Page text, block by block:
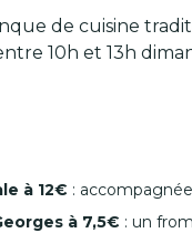
de cuisine
10h et 13h
à 12€ :
à 7,5€ : un